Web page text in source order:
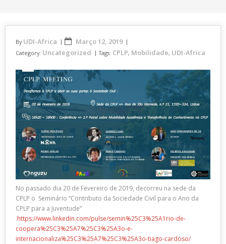
By UDI-Africa Março 12, 2019
Category: Uncategorized Tags: CPLP, Mobilidade, UDI-Africa
No passado dia 20 de Fevereiro de 2019, decorreu na sede da
CPLP o Seminário “Contributo da Sociedade Civil para o Ano da
CPLP para a Juventude”
.https://www.linkedin.com/pulse/semin%25C3%25A1rio-de-
coopera%25C3%25A7%25C3%25A3o-e-
internacionaliza%25C3%25A7%25C3%25A3o-tiago-cardoso/